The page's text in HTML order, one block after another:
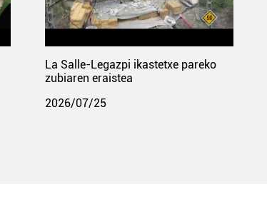
La Salle-Legazpi ikastetxe pareko
zubiaren eraistea
2026/07/25